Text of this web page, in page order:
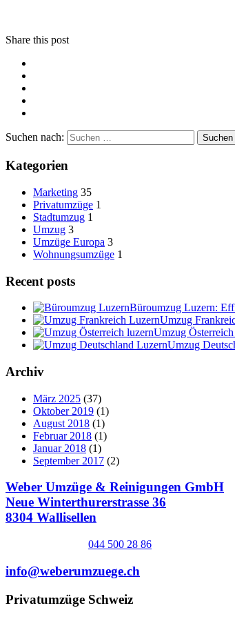
Share this post
Suchen nach:
Kategorien
Marketing 35
Privatumzüge 1
Stadtumzug 1
Umzug 3
Umzüge Europa 3
Wohnungsumzüge 1
Recent posts
Büroumzug Luzern:
Umzug
Umzug
Umzug
Archiv
März 2025 (37)
Oktober 2019 (1)
August 2018 (1)
Februar 2018 (1)
Januar 2018 (1)
September 2017 (2)
Weber Umzüge & Reinigungen GmbH
Neue Winterthurerstrasse 36
8304 Wallisellen
044 500 28 86
info@weberumzuege.ch
Privatumzüge Schweiz